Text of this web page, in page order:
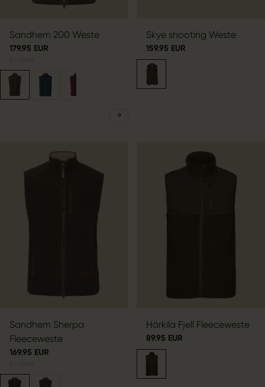
Sandhem 200 Weste
179.95 EUR
Skye shooting Weste
159.95 EUR
Sandhem Sherpa
Fleeceweste
169.95 EUR
Härkila Fjell Fleeceweste
89.95 EUR